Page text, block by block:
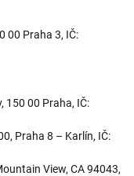
00 Praha 3, IČ:
150 00 Praha, IČ:
Praha 8 – Karlín, IČ:
View, CA 94043,